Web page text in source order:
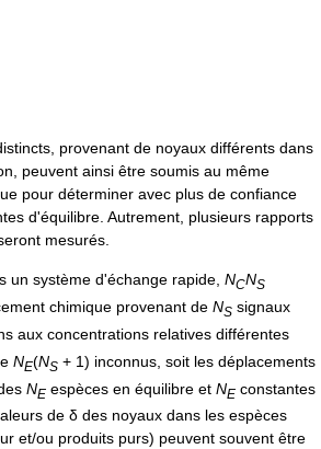
provenant de noyaux différents dans
peuvent ainsi être soumis au même
pour déterminer avec plus de confiance
d'équilibre. Autrement, plusieurs rapports
mesurés.
un système d'échange rapide, NCNS
chimique provenant de NS signaux
aux concentrations relatives différentes
NE(NS + 1) inconnus, soit les déplacements
NE espèces en équilibre et NE constantes
de δ des noyaux dans les espèces
et/ou produits purs) peuvent souvent être